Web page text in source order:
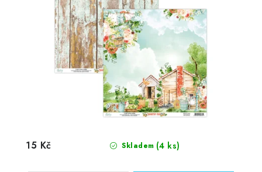
Skladem (4 ks)
15 Kč